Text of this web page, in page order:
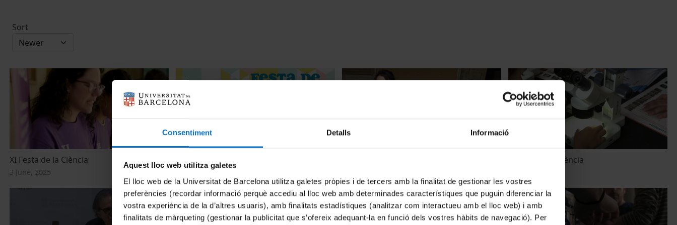
Consentiment Detalls Informació
Aquest lloc web utilitza galetes
El lloc web de la Universitat de Barcelona utilitza galetes pròpies i de tercers amb la finalitat de gestionar les vostres
preferències (recordar informació perquè accediu al lloc web amb determinades característiques que puguin diferenciar la
vostra experiència de la d’altres usuaris), amb finalitats estadístiques (analitzar com interactueu amb el lloc web) i amb
finalitats de màrqueting (gestionar la publicitat que s’ofereix adequant-la en funció dels vostres hàbits de navegació). Per
Sort
XI Festa de la Ciència
3 June, 2025
X Festa de la Ciència
15 May, 2024
V Festa de la ciència